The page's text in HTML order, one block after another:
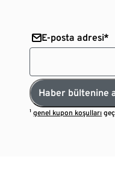
E-posta adresi*
Haber bültenine
¹genel kupon koşulları